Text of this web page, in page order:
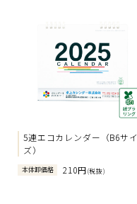
5連エコカレンダー（B6サイ
ズ）
本体卸価格 210円(税抜)